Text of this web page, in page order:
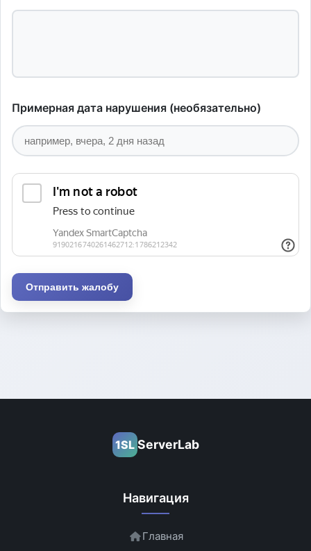
Примерная дата нарушения (необязательно)
Отправить жалобу
1SL ServerLab
Навигация
Главная